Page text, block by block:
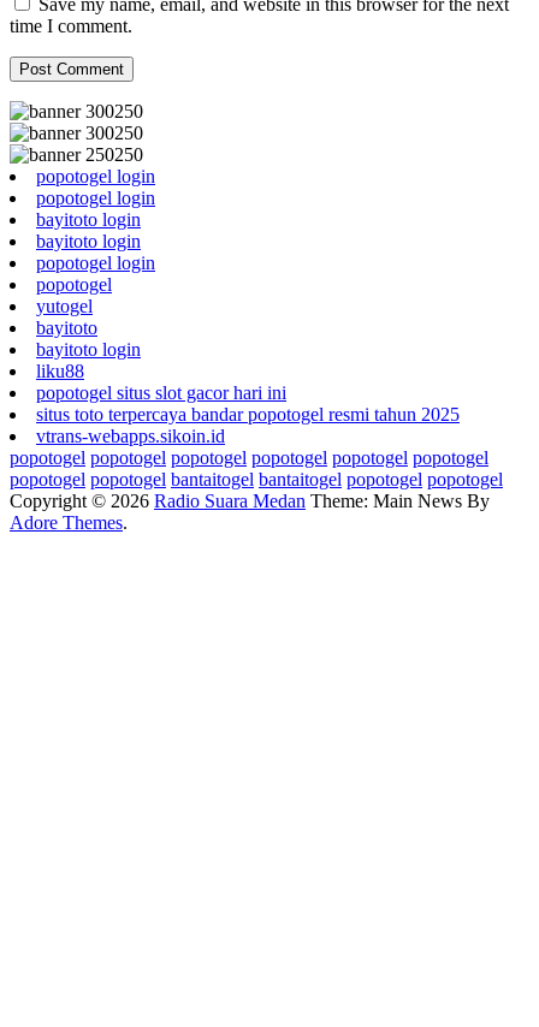
Save my name, email, and website in this browser for the next
time I comment.
popotogel login
popotogel login
bayitoto login
bayitoto login
popotogel login
popotogel
yutogel
bayitoto
bayitoto login
liku88
popotogel situs slot gacor hari ini
situs toto terpercaya bandar popotogel resmi tahun 2025
vtrans-webapps.sikoin.id
popotogel popotogel popotogel popotogel popotogel popotogel
popotogel popotogel bantaitogel bantaitogel popotogel popotogel
Copyright © 2026 Radio Suara Medan Theme: Main News By
Adore Themes.